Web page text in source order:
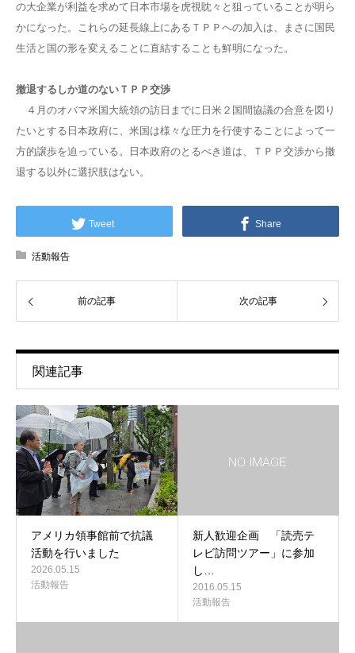
の大企業が利益を求めて日本市場を虎視眈々と狙っていることが明ら
かになった。これらの延長線上にあるＴＰＰへの加入は、まさに国民
生活と国の形を変えることに直結することも鮮明になった。
撤退するしか道のないＴＰＰ交渉
４月のオバマ米国大統領の訪日までに日米２国間協議の合意を図り
たいとする日本政府に、米国は様々な圧力を行使することによって一
方的譲歩を迫っている。日本政府のとるべき道は、ＴＰＰ交渉から撤
退する以外に選択肢はない。
Tweet Share
活動報告
前の記事 次の記事
関連記事
アメリカ領事館前で抗議
活動を行いました
2026.05.15
活動報告
新人歓迎企画 「読売テ
レビ訪問ツアー」に参加
し…
2016.05.15
活動報告